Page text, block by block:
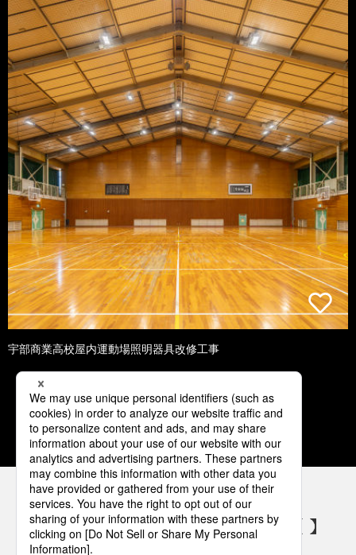
宇部商業高校屋内運動場照明器具改修工事
1 2 3 4 5
パナソニックの電気設備 SNSアカウント